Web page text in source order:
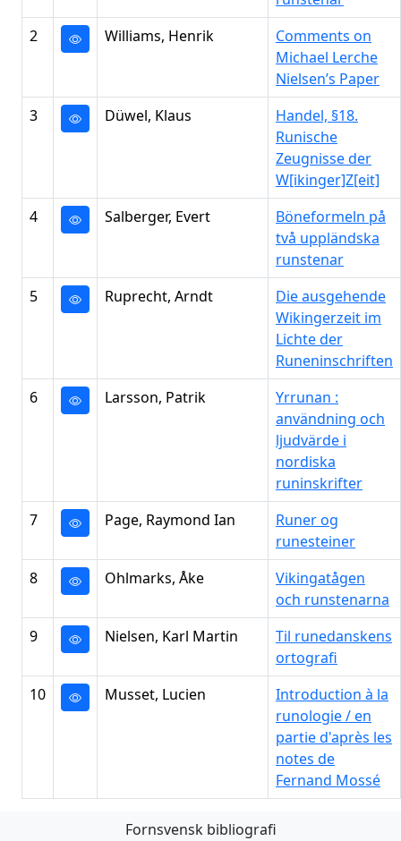
2
Williams, Henrik
Comments on
Michael Lerche
Nielsen’s Paper
3
Düwel, Klaus
Handel, §18.
Runische
Zeugnisse der
W[ikinger]Z[eit]
4
Salberger, Evert
Böneformeln på
två uppländska
runstenar
5
Ruprecht, Arndt
Die ausgehende
Wikingerzeit im
Lichte der
Runeninschriften
6
Larsson, Patrik
Yrrunan :
användning och
ljudvärde i
nordiska
runinskrifter
7
Page, Raymond Ian
Runer og
runesteiner
8
Ohlmarks, Åke
Vikingatågen
och runstenarna
9
Nielsen, Karl Martin
Til runedanskens
ortografi
10
Musset, Lucien
Introduction à la
runologie / en
partie d'après les
notes de
Fernand Mossé
Föregående Nästa
Fornsvensk bibliografi